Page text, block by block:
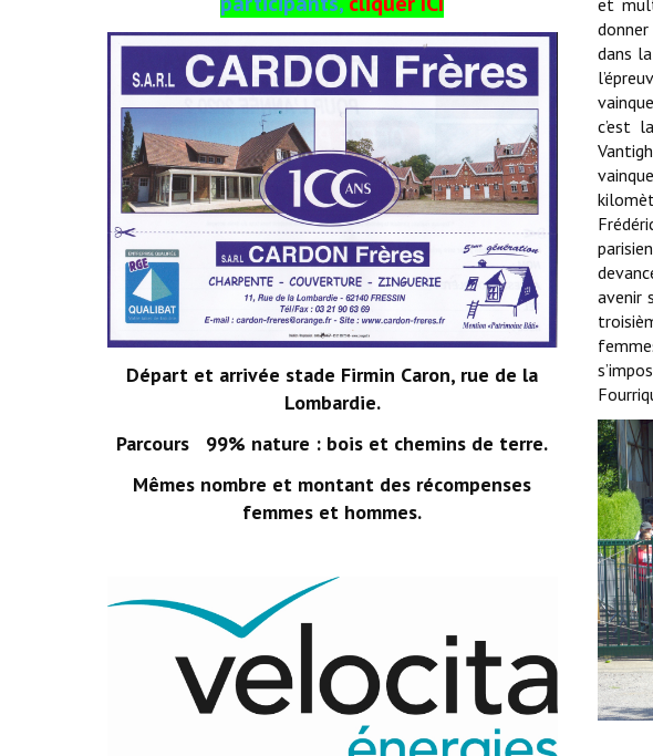
Départ et arrivée stade Firmin Caron, rue de la
Lombardie.
Parcours 99% nature : bois et chemins de terre.
Mêmes nombre et montant des récompenses
femmes et hommes.
et
dans
c’est
avenir